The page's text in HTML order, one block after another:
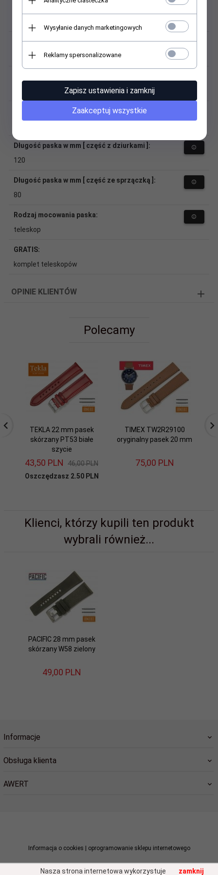
Materiał (sprzączka):
Kolor sprzączki:
srebrny
Szerokość przy sprzączce:
Długość paska w mm [ część z dziurkami ]:
120
Długość paska w mm [ część ze sprzączką ]:
80
Rodzaj mocowania paska:
teleskop
GRATIS:
komplet teleskopów
OPINIE KLIENTÓW
Polecamy
TEKLA 22 mm pasek
skórzany PT53 białe
szycie
43,50 PLN
46,00 PLN
Oszczędzasz 2.50 PLN
TIMEX TW2R29100
oryginalny pasek 20 mm
75,00 PLN
Klienci, którzy kupili ten produkt
wybrali również...
PACIFIC 28 mm pasek
skórzany W58 zielony
49,00 PLN
Informacje
Obsługa klienta
AWERT
Informacja o cookies | oprogramowanie sklepu internetowego
Wysyłanie danych marketingowych
Reklamy spersonalizowane
Zapisz ustawienia i zamknij
Zaakceptuj wszystkie
Nasza strona internetowa wykorzystuje zamknij